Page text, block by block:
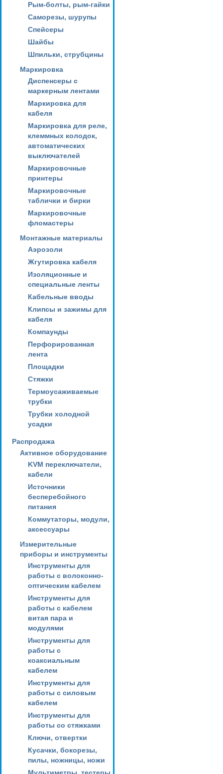
Рым-болты, рым-гайки
Саморезы, шурупы
Спейсеры
Шайбы
Шпильки, струбцины
Маркировка
Диспенсеры с
маркерным лентами
Маркировка для
кабеля
Маркировка для реле,
клеммных колодок,
автоматических
выключателей
Маркировочные
принтеры
Маркировочные
таблички и бирки
Маркировочные
фломастеры
Монтажные материалы
Аэрозоли
Жгутировка кабеля
Изоляционные и
специальные ленты
Кабельные вводы
Клипсы и зажимы для
кабеля
Компаунды
Перфорированная
лента
Площадки
Стяжки
Термоусаживаемые
трубки
Трубки холодной
усадки
Распродажа
Активное оборудование
KVM переключатели,
кабели
Источники
бесперебойного
питания
Коммутаторы, модули,
аксессуары
Измерительные
приборы и инструменты
Инструменты для
работы с волоконно-
оптическим кабелем
Инструменты для
работы с кабелем
витая пара и
модулями
Инструменты для
работы с
коаксиальным
кабелем
Инструменты для
работы с силовым
кабелем
Инструменты для
работы со стяжками
Ключи, отвертки
Кусачки, бокорезы,
пилы, ножницы, ножи